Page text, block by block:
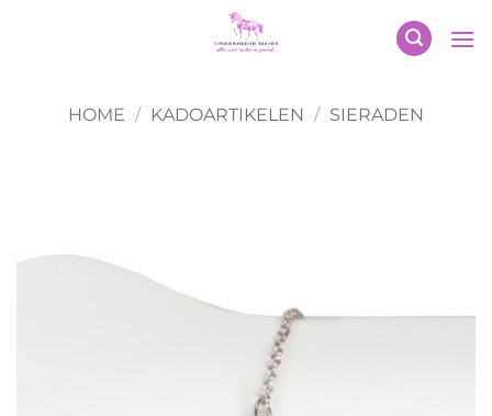
HOME / KADOARTIKELEN / SIERADEN